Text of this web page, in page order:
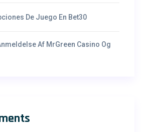
De Juego En Bet30
Af MrGreen Casino Og